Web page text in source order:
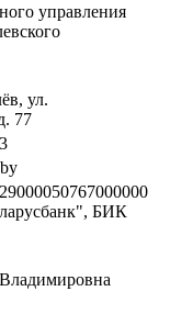
управления
ул.
77
БИК